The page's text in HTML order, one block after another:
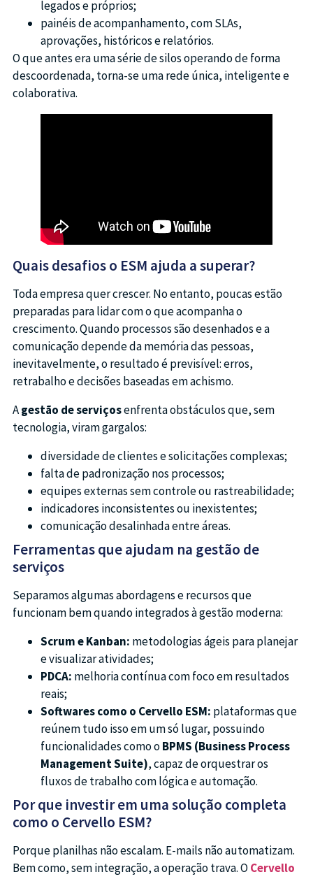
legados e próprios;
painéis de acompanhamento, com SLAs,
aprovações, históricos e relatórios.
O que antes era uma série de silos operando de forma
descoordenada, torna-se uma rede única, inteligente e
colaborativa.
Quais desafios o ESM ajuda a superar?
Toda empresa quer crescer. No entanto, poucas estão
preparadas para lidar com o que acompanha o
crescimento. Quando processos são desenhados e a
comunicação depende da memória das pessoas,
inevitavelmente, o resultado é previsível: erros,
retrabalho e decisões baseadas em achismo.
Agestão de serviçosenfrenta obstáculos que, sem
tecnologia, viram gargalos:
diversidade de clientes e solicitações complexas;
falta de padronização nos processos;
equipes externas sem controle ou rastreabilidade;
indicadores inconsistentes ou inexistentes;
comunicação desalinhada entre áreas.
Ferramentas que ajudam na gestão de
serviços
Separamos algumas abordagens e recursos que
funcionam bem quando integrados à gestão moderna:
Scrum e Kanban: metodologias ágeis para planejar
e visualizar atividades;
PDCA: melhoria contínua com foco em resultados
reais;
Softwares como o Cervello ESM: plataformas que
reúnem tudo isso em um só lugar, possuindo
funcionalidades como oBPMS (Business Process
Management Suite), capaz de orquestrar os
fluxos de trabalho com lógica e automação.
Por que investir em uma solução completa
como o Cervello ESM?
Porque planilhas não escalam. E-mails não automatizam.
Bem como, sem integração, a operação trava. O Cervello